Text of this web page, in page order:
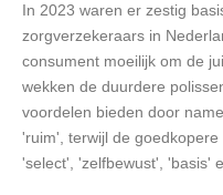
In 2023 waren er zestig
zorgverzekeraars in
consument moeilijk om de
wekken de duurdere
voordelen bieden door
'ruim', terwijl de
'select', 'zelfbewust', 'basis'